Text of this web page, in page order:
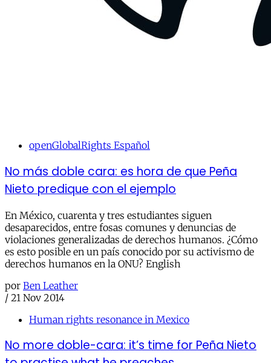
openGlobalRights Español
No más doble cara: es hora de que Peña
Nieto predique con el ejemplo
En México, cuarenta y tres estudiantes siguen
desaparecidos, entre fosas comunes y denuncias de
violaciones generalizadas de derechos humanos. ¿Cómo
es esto posible en un país conocido por su activismo de
derechos humanos en la ONU? English
por Ben Leather
/ 21 Nov 2014
Human rights resonance in Mexico
No more doble-cara: it’s time for Peña Nieto